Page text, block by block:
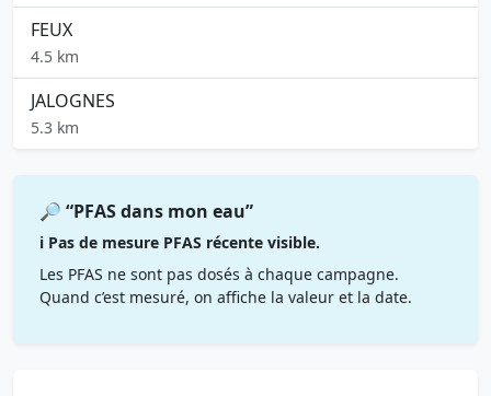
FEUX
4.5 km
JALOGNES
5.3 km
🔎 “PFAS dans mon eau”
ℹ️ Pas de mesure PFAS récente visible.
Les PFAS ne sont pas dosés à chaque campagne.
Quand c’est mesuré, on affiche la valeur et la date.